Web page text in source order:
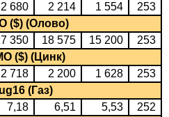
2 680 2 214 1 554
253
($) (Олово)
350 18 575 15 200
253
($) (Цинк)
2 718 2 200 1 628
253
(Газ)
7,18 6,51 5,53
252